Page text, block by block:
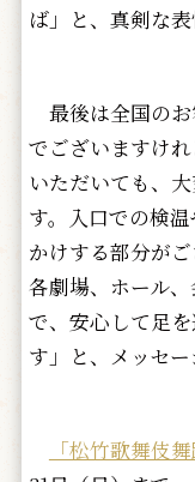
ば」と、真剣な表
最後は全国のお
でございますけ
いただいても、
す。入口での検
かけする部分が
各劇場、ホール
で、安心して足
す」と、メッセー
「松竹歌舞伎舞